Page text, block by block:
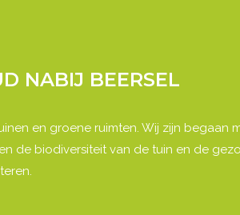
NABIJ BEERSEL
en groene ruimten. Wij zijn begaan
de biodiversiteit van de tuin en de